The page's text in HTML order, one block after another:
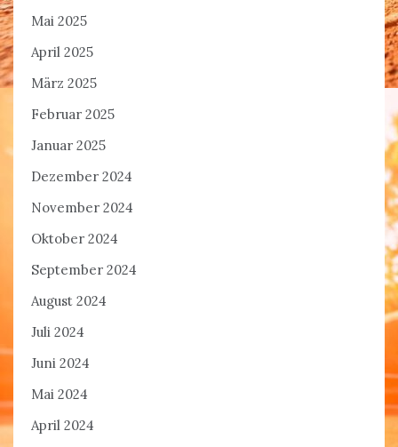
Mai 2025
April 2025
März 2025
Februar 2025
Januar 2025
Dezember 2024
November 2024
Oktober 2024
September 2024
August 2024
Juli 2024
Juni 2024
Mai 2024
April 2024